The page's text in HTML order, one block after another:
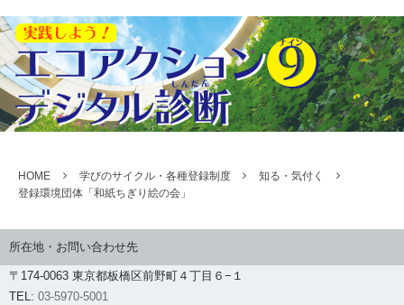
HOME 学びのサイクル・各種登録制度
知る・気付く
登録環境団体「和紙ちぎり絵の会」
所在地・お問い合わせ先
〒174-0063 東京都板橋区前野町４丁目６−１
TEL: 03-5970-5001